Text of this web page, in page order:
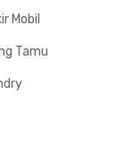
Mobil
Tamu